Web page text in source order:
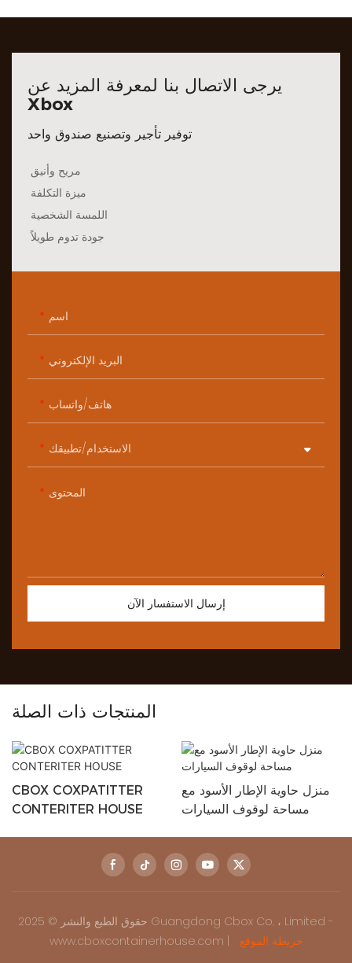
يرجى الاتصال بنا لمعرفة المزيد عن
Xbox
توفير تأجير وتصنيع صندوق واحد
مريح وأنيق
ميزة التكلفة
اللمسة الشخصية
جودة تدوم طويلاً
اسم
البريد الإلكتروني
هاتف/واتساب
الاستخدام/تطبيقك
المحتوى
إرسال الاستفسار الآن
المنتجات ذات الصلة
CBOX COXPATITTER
CONTERITER HOUSE
منزل حاوية الإطار الأسود مع
مساحة لوقوف السيارات
حقوق الطبع والنشر © 2025 Guangdong Cbox Co. ، Limited -
www.cboxcontainerhouse.com |
خريطة الموقع